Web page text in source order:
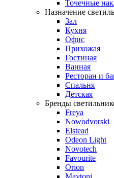
Точечные
Назначение
Зал
Кухня
Офис
Прихожая
Гостиная
Ванная
Ресторан и
Спальня
Детская
Бренды
Freya
Nowodvorski
Elstead
Odeon Light
Novotech
Favourite
Orion
Maytoni